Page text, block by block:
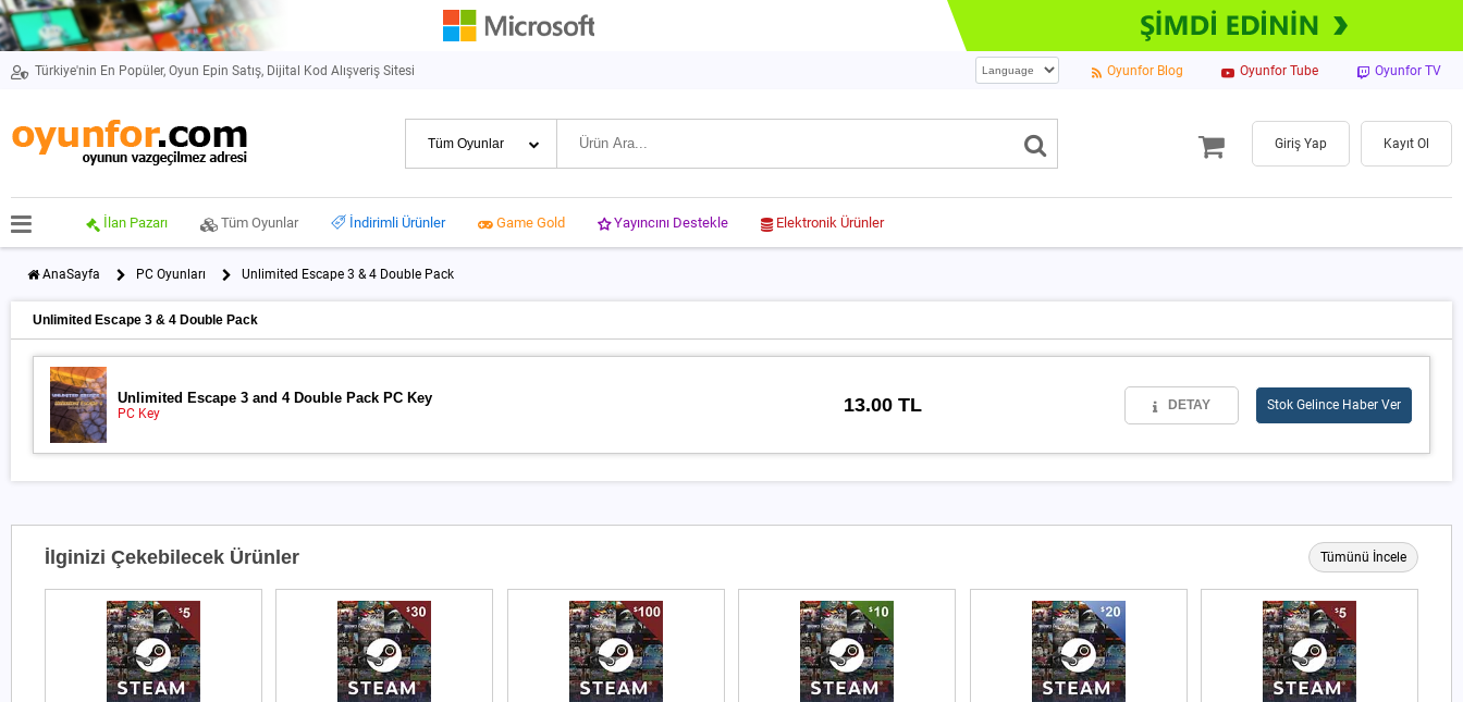
Türkiye'nin En Popüler, Oyun Epin Satış, Dijital Kod Alışveriş Sitesi Oyunfor Blog Oyunfor Tube Oyunfor TV
Giriş Yap Kayıt Ol
İlan Pazarı Tüm Oyunlar İndirimli Ürünler Game Gold Yayıncını Destekle Elektronik Ürünler
AnaSayfa PC Oyunları Unlimited Escape 3 & 4 Double Pack
Unlimited Escape 3 & 4 Double Pack
Unlimited Escape 3 and 4 Double Pack PC Key
PC Key 13.00 TL DETAY Stok Gelince Haber Ver
İlginizi Çekebilecek Ürünler Tümünü İncele